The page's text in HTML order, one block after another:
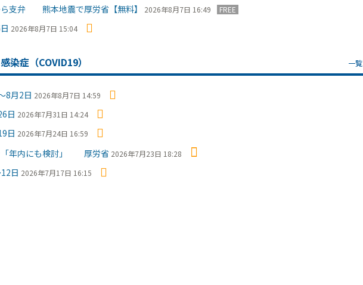
ら支弁 熊本地震で厚労省【無料】 2026年8月7日 16:49 FREE
2026年8月7日 15:04
染症（COVID19） 一覧
8月2日 2026年8月7日 14:59
日 2026年7月31日 14:24
日 2026年7月24日 16:59
「年内にも検討」 厚労省 2026年7月23日 18:28
日 2026年7月17日 16:15